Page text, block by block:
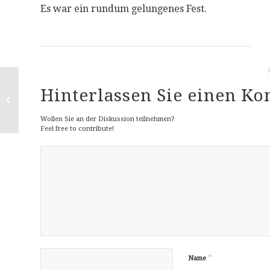
Es war ein rundum gelungenes Fest.
Hinterlassen Sie einen
Wollen Sie an der Diskussion teilnehmen?
Feel free to contribute!
Name *
Torte des Monats Juli